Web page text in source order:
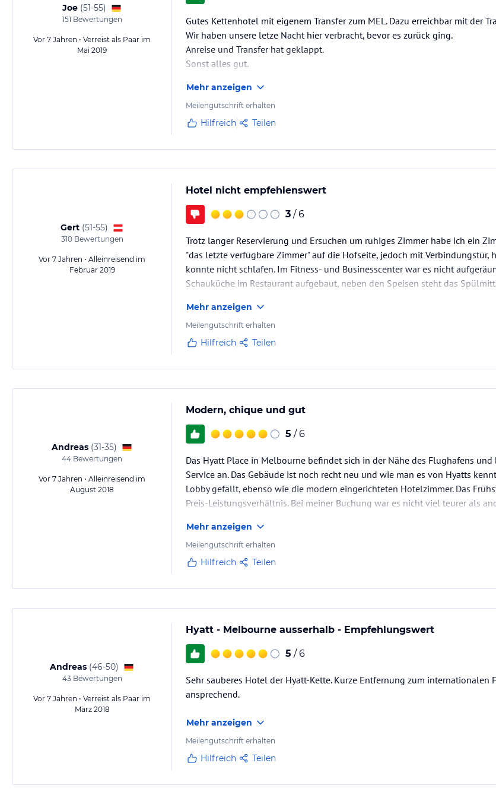
Joe (51-55)
151 Bewertungen
Vor 7 Jahren • Verreist als Paar im
Mai 2019
Gutes Kettenhotel mit eigenem Transfer zum MEL. Dazu erreichbar mit der
Wir haben unsere letze Nacht hier verbracht, bevor es zurück ging.
Anreise und Transfer hat geklappt.
Sonst alles gut.
Mehr anzeigen
Meilengutschrift erhalten
Hilfreich Teilen
Gert (51-55)
310Bewertungen
Vor 7 Jahren • Alleinreisend im
Februar 2019
Hotel nicht empfehlenswert
3 / 6
Trotz langer Reservierung und Ersuchen um ruhiges Zimmer habe ich ein
"das letzte verfügbare Zimmer" auf die Hofseite, jedoch mit Verbindungstür,
konnte nicht schlafen. Im Fitness- und Businesscenter war es nicht
Schauküche im Restaurant aufgebaut, neben den Speisen steht das
Mehr anzeigen
Meilengutschrift erhalten
Hilfreich Teilen
Andreas (31-35)
44 Bewertungen
Vor 7 Jahren • Alleinreisend im
August 2018
Modern, chique und gut
5 / 6
Das Hyatt Place in Melbourne befindet sich in der Nähe des Flughafens
Service an. Das Gebäude ist noch recht neu und wie man es von Hyatts
Lobby gefällt, ebenso wie die modern eingerichteten Hotelzimmer. Das
Preis-Leistungsverhältnis. Bei meiner Buchung war es nicht viel teurer als
Mehr anzeigen
Meilengutschrift erhalten
Hilfreich Teilen
Andreas (46-50)
43Bewertungen
Vor 7 Jahren • Verreist als Paar im
März 2018
Hyatt - Melbourne ausserhalb - Empfehlungswert
5 / 6
Sehr sauberes Hotel der Hyatt-Kette. Kurze Entfernung zum internationalen
ansprechend.
Mehr anzeigen
Meilengutschrift erhalten
Hilfreich Teilen